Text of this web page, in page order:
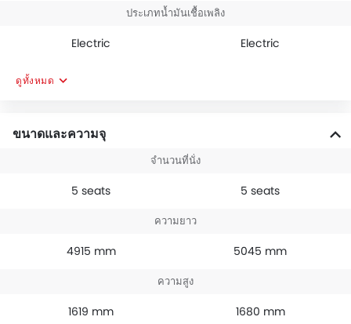
ประเภทน้ำมันเชื้อเพลิง
Electric Electric
ดูทั้งหมด
ขนาดและความจุ
จำนวนที่นั่ง
5 seats 5 seats
ความยาว
4915 mm 5045 mm
ความสูง
1619 mm 1680 mm